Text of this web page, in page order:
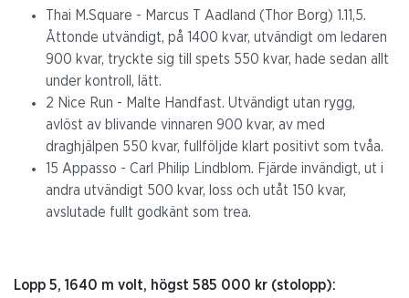
Thai M.Square - Marcus T Aadland (Thor Borg) 1.11,5.
Åttonde utvändigt, på 1400 kvar, utvändigt om ledaren
900 kvar, tryckte sig till spets 550 kvar, hade sedan allt
under kontroll, lätt.
2 Nice Run - Malte Handfast. Utvändigt utan rygg,
avlöst av blivande vinnaren 900 kvar, av med
draghjälpen 550 kvar, fullföljde klart positivt som tvåa.
15 Appasso - Carl Philip Lindblom. Fjärde invändigt, ut i
andra utvändigt 500 kvar, loss och utåt 150 kvar,
avslutade fullt godkänt som trea.
Lopp 5, 1640 m volt, högst 585 000 kr (stolopp):